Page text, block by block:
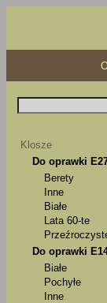
Klosze
Do oprawki
Berety
Inne
Białe
Lata 60-te
Do oprawki
Białe
Pochyłe
Inne